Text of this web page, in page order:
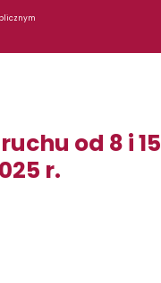
od 8 i 15
r.